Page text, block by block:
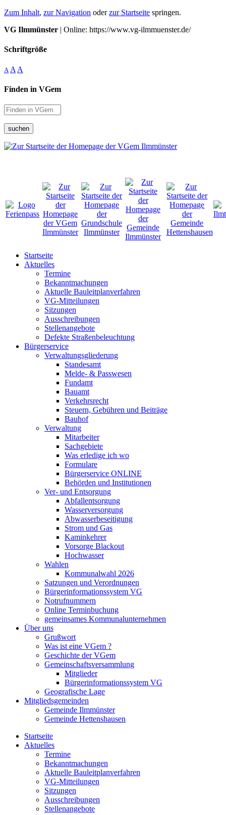
Zum Inhalt, zur Navigation oderzur Startseite springen.
VG Ilmmünster | Online: https://www.vg-ilmmuenster.de/
Schriftgröße
A A A
Finden in VGem
suchen
Startseite
Aktuelles
Termine
Bekanntmachungen
Aktuelle Bauleitplanverfahren
VG-Mitteilungen
Sitzungen
Ausschreibungen
Stellenangebote
Defekte Straßenbeleuchtung
Bürgerservice
Verwaltungsgliederung
Standesamt
Melde- & Passwesen
Fundamt
Bauamt
Verkehrsrecht
Steuern, Gebühren und Beiträge
Bauhof
Verwaltung
Mitarbeiter
Sachgebiete
Was erledige ich wo
Formulare
Bürgerservice ONLINE
Behörden und Institutionen
Ver- und Entsorgung
Abfallentsorgung
Wasserversorgung
Abwasserbeseitigung
Strom und Gas
Kaminkehrer
Vorsorge Blackout
Hochwasser
Wahlen
Kommunalwahl 2026
Satzungen und Verordnungen
Bürgerinformationssystem VG
Notrufnummern
Online Terminbuchung
gemeinsames Kommunalunternehmen
Über uns
Grußwort
Was ist eine VGem ?
Geschichte der VGem
Gemeinschaftsversammlung
Mitglieder
Bürgerinformationssystem VG
Geografische Lage
Mitgliedsgemeinden
Gemeinde Ilmmünster
Gemeinde Hettenshausen
Startseite
Aktuelles
Termine
Bekanntmachungen
Aktuelle Bauleitplanverfahren
VG-Mitteilungen
Sitzungen
Ausschreibungen
Stellenangebote